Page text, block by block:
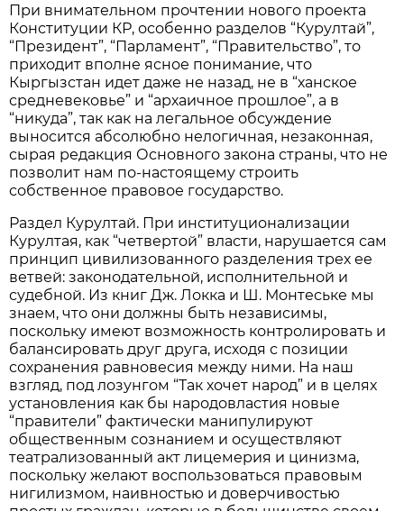
При внимательном прочтении нового проекта
Конституции КР, особенно разделов “Курултай”,
“Президент”, “Парламент”, “Правительство”, то
приходит вполне ясное понимание, что
Кыргызстан идет даже не назад, не в “ханское
средневековье” и “архаичное прошлое”, а в
“никуда”, так как на легальное обсуждение
выносится абсолюбно нелогичная, незаконная,
сырая редакция Основного закона страны, что не
позволит нам по-настоящему строить
собственное правовое государство.
Раздел Курултай. При институционализации
Курултая, как “четвертой” власти, нарушается сам
принцип цивилизованного разделения трех ее
ветвей: законодательной, исполнительной и
судебной. Из книг Дж. Локка и Ш. Монтеське мы
знаем, что они должны быть независимы,
поскольку имеют возможность контролировать и
балансировать друг друга, исходя с позиции
сохранения равновесия между ними. На наш
взгляд, под лозунгом “Так хочет народ” и в целях
установления как бы народовластия новые
“правители” фактически манипулируют
общественным сознанием и осуществляют
театрализованный акт лицемерия и цинизма,
поскольку желают воспользоваться правовым
нигилизмом, наивностью и доверчивостью